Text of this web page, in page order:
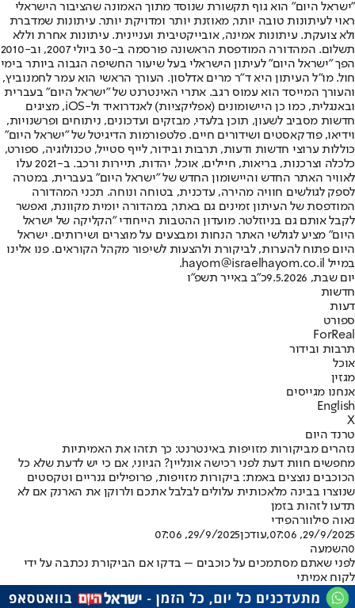
"ישראל היום" הוא גוף תקשורת שנוסד מתוך האמונה שהציבור הישראלי
ראוי לעיתונות טובה יותר, מאוזנת יותר ומדויקת יותר. עיתונות שמדברת
ולא צועקת. עיתונות אמינה, אובייקטיבית ועניינית. עיתונות אחרת וללא
תשלום. המהדורה המודפסת הראשונה פורסמה ב-30 ביולי 2007, וב-2010
הפך "ישראל היום" לעיתון הישראלי בעל שיעור החשיפה הגבוה ביותר בימי
חול. מו"ל העיתון היא ד"ר מרים אדלסון. העורך הראשי הוא עמר לחמנוביץ,
והעורך המייסד הוא עמוס רגב. אתרי האינטרנט של "ישראל היום" בעברית
ובאנגלית, כמו כן היישומונים (אפליקציות) לאנדרואיד ול-iOS, מציגים
חדשות מסביב לשעון, תוכן בלעדי, מבזקים ועדכונים, ניתוחים ופרשנויות,
וידיאו, פודקאסטים ושידורים חיים. פלטפורמות הדיגיטל של "ישראל היום"
כוללות ערוצי חדשות ודעות, תרבות ובידור, לייף סטייל, טכנולוגיה, ספורט,
כלכלה וצרכנות, בריאות, חיילים, אוכל, יהדות, תיירות ורכב. ב-2021 עלו
לאוויר האתר החדש והיישומון החדש של "ישראל היום" בעברית, במטרה
לספק לגולשים חוויה מהירה, עדכנית, בטוחה ונוחה. תכני המהדורה
המודפסת של העיתון זמינים גם באתר, במהדורה יומית מקוונת, ואפשר
לקבל אותם גם בניוזלטר. מועדון ההטבות הייחודי "הקליקה של ישראל
היום" מציע לגולשי האתר הנחות ומבצעים על מוצרים ושירותים. ישראל
היום פתוח להערות, לביקורת ולהצעות לשיפור מקהל הקוראים. פנו אלינו
במייל hayom@israelhayom.co.il.
יום שבת, 9.5.2026
כ"ב באייר תשפ"ו
חדשות
דעות
ספורט
ForReal
תרבות ובידור
אוכל
מגזין
אנחנו מגייסים
English
X
טרנד היום
נזהרים מביקורות מזויפות באינטרנט: כך תזהו את האמיתיות
מחפשים חוות דעת לפני רכישה אונליין? הגיוני, אם כי יש לדעת שלא כל
הכוכבים נוצצים באמת: ביקורות מזויפות, פרופילים גנריים וטקסטים
שנוצרו בבינה מלאכותית עלולים לבלבל אתכם ולרוקן את הארנק אם לא
תדעו לזהות בזמן
נאוה סילוורהפידי
29/9/2025, 07:06
,עודכן29/9/2025, 07:06
0השמעה
לפני שאתם מסתמכים על כוכבים – בדקו אם הביקורת נכתבה על ידי
לקוח אמיתי